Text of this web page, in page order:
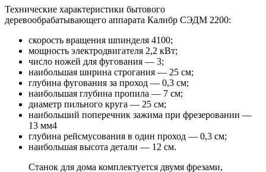
Технические характеристики бытового
деревообрабатывающего аппарата Калибр СЭДМ 2200:
скорость вращения шпинделя 4100;
мощность электродвигателя 2,2 кВт;
число ножей для фугования — 3;
наибольшая ширина строгания — 25 см;
глубина фугования за проход — 0,3 см;
наибольшая глубина пропила — 7 см;
диаметр пильного круга — 25 см;
наибольший поперечник зажима при фрезеровании —
13 мм4
глубина рейсмусования в один проход — 0,3 см;
наибольшая высота детали — 12 см.
Станок для дома комплектуется двумя фрезами,